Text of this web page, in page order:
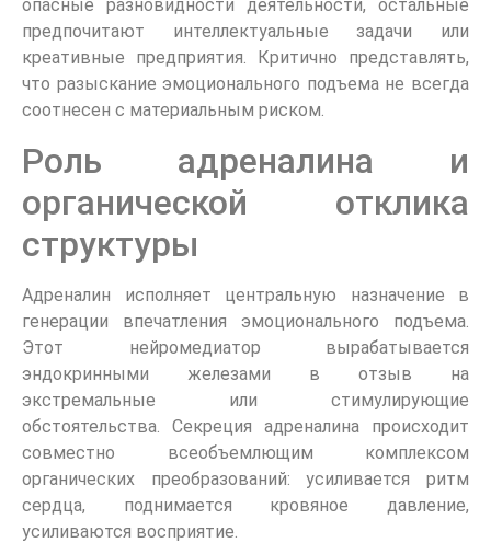
опасные разновидности деятельности, остальные
предпочитают интеллектуальные задачи или
креативные предприятия. Критично представлять,
что разыскание эмоционального подъема не всегда
соотнесен с материальным риском.
Роль адреналина и
органической отклика
структуры
Адреналин исполняет центральную назначение в
генерации впечатления эмоционального подъема.
Этот нейромедиатор вырабатывается
эндокринными железами в отзыв на
экстремальные или стимулирующие
обстоятельства. Секреция адреналина происходит
совместно всеобъемлющим комплексом
органических преобразований: усиливается ритм
сердца, поднимается кровяное давление,
усиливаются восприятие.